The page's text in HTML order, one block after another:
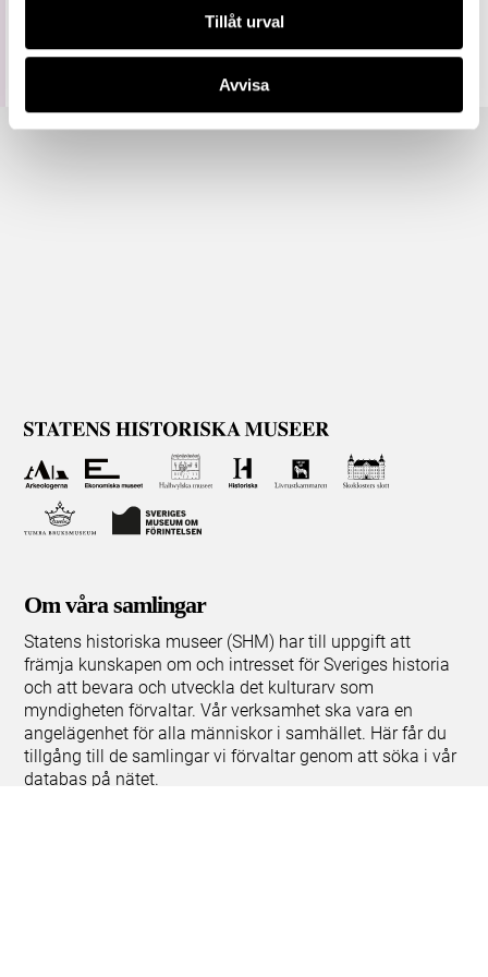
Tillåt urval
Avvisa
Mer information om licenser hos Statens historiska museer.
Om våra samlingar
Statens historiska museer (SHM) har till uppgift att
främja kunskapen om och intresset för Sveriges historia
och att bevara och utveckla det kulturarv som
myndigheten förvaltar. Vår verksamhet ska vara en
angelägenhet för alla människor i samhället. Här får du
tillgång till de samlingar vi förvaltar genom att söka i vår
databas på nätet.